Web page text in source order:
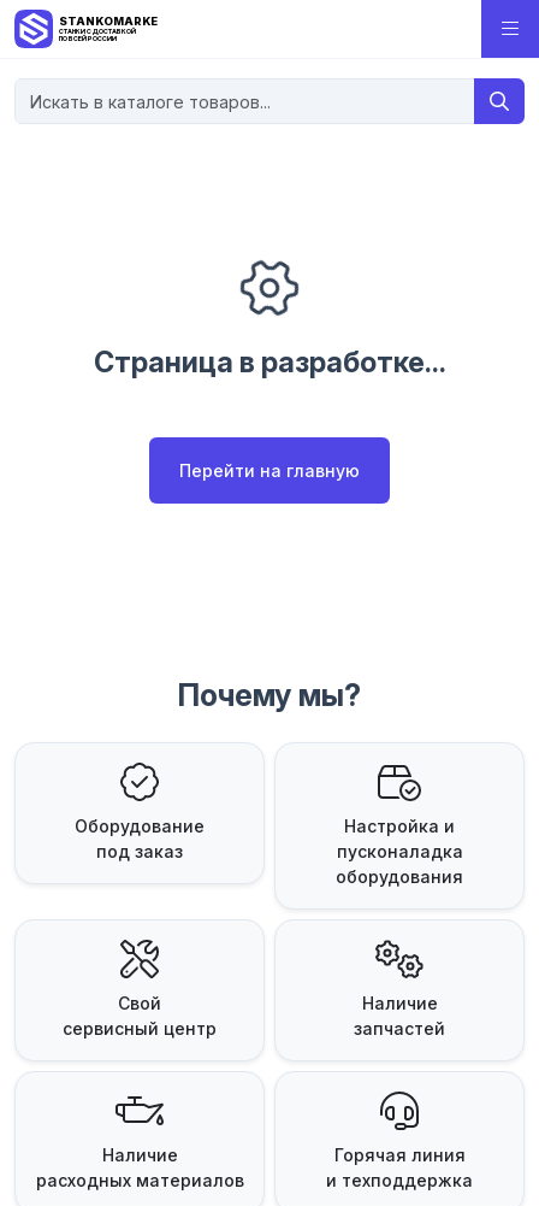
STANKOMARKET
СТАНКИ С ДОСТАВКОЙ
ПО ВСЕЙ РОССИИ
Страница в разработке...
Перейти на главную
Почему мы?
Оборудование
под заказ
Настройка и
пусконаладка
оборудования
Свой
сервисный центр
Наличие
запчастей
Наличие
расходных материалов
Горячая линия
и техподдержка